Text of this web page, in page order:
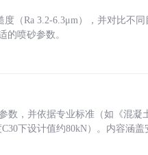
（Ra 3.2-6.3μm），并对比不同
的喷砂参数。
数，并依据专业标准（如《混凝
下设计值约80kN）。内容涵盖